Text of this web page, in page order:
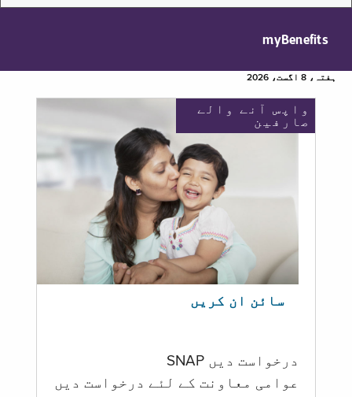
myBenefits
ہفتہ، 8 اگست، 2026
واپس آنے والے
صارفین
سائن ان کریں
درخواست دیں SNAP
عوامی معاونت کے لئے درخواست دیں